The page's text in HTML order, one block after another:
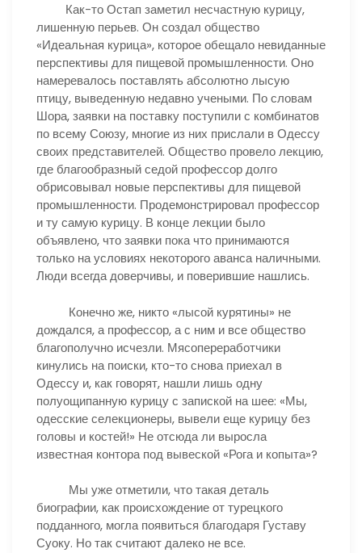
Как-то Остап заметил несчастную курицу,
лишенную перьев. Он создал общество
«Идеальная курица», которое обещало невиданные
перспективы для пищевой промышленности. Оно
намеревалось поставлять абсолютно лысую
птицу, выведенную недавно учеными. По словам
Шора, заявки на поставку поступили с комбинатов
по всему Союзу, многие из них прислали в Одессу
своих представителей. Общество провело лекцию,
где благообразный седой профессор долго
обрисовывал новые перспективы для пищевой
промышленности. Продемонстрировал профессор
и ту самую курицу. В конце лекции было
объявлено, что заявки пока что принимаются
только на условиях некоторого аванса наличными.
Люди всегда доверчивы, и поверившие нашлись.
Конечно же, никто «лысой курятины» не
дождался, а профессор, а с ним и все общество
благополучно исчезли. Мясопереработчики
кинулись на поиски, кто-то снова приехал в
Одессу и, как говорят, нашли лишь одну
полуощипанную курицу с запиской на шее: «Мы,
одесские селекционеры, вывели еще курицу без
головы и костей!» Не отсюда ли выросла
известная контора под вывеской «Рога и копыта»?
Мы уже отметили, что такая деталь
биографии, как происхождение от турецкого
подданного, могла появиться благодаря Густаву
Суоку. Но так считают далеко не все.